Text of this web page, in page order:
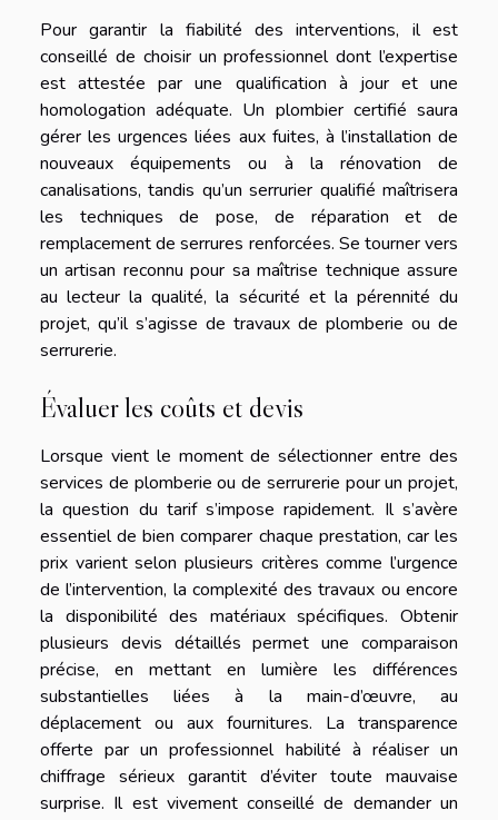
Pour garantir la fiabilité des interventions, il est
conseillé de choisir un professionnel dont l’expertise
est attestée par une qualification à jour et une
homologation adéquate. Un plombier certifié saura
gérer les urgences liées aux fuites, à l’installation de
nouveaux équipements ou à la rénovation de
canalisations, tandis qu’un serrurier qualifié maîtrisera
les techniques de pose, de réparation et de
remplacement de serrures renforcées. Se tourner vers
un artisan reconnu pour sa maîtrise technique assure
au lecteur la qualité, la sécurité et la pérennité du
projet, qu’il s’agisse de travaux de plomberie ou de
serrurerie.
Évaluer les coûts et devis
Lorsque vient le moment de sélectionner entre des
services de plomberie ou de serrurerie pour un projet,
la question du tarif s’impose rapidement. Il s’avère
essentiel de bien comparer chaque prestation, car les
prix varient selon plusieurs critères comme l’urgence
de l’intervention, la complexité des travaux ou encore
la disponibilité des matériaux spécifiques. Obtenir
plusieurs devis détaillés permet une comparaison
précise, en mettant en lumière les différences
substantielles liées à la main-d’œuvre, au
déplacement ou aux fournitures. La transparence
offerte par un professionnel habilité à réaliser un
chiffrage sérieux garantit d’éviter toute mauvaise
surprise. Il est vivement conseillé de demander un